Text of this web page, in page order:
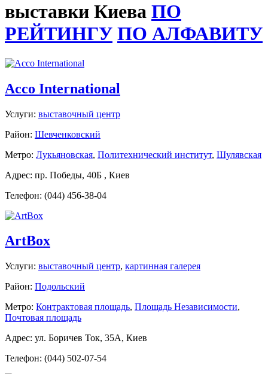
выставки Киева ПО
РЕЙТИНГУ ПО АЛФАВИТУ
Acco International
Услуги: выставочный центр
Район: Шевченковский
Метро: Лукьяновская, Политехнический институт, Шулявская
Адрес: пр. Победы, 40Б , Киев
Телефон: (044) 456-38-04
ArtBox
Услуги: выставочный центр, картинная галерея
Район: Подольский
Метро: Контрактовая площадь, Площадь Независимости,
Почтовая площадь
Адрес: ул. Боричев Ток, 35А, Киев
Телефон: (044) 502-07-54